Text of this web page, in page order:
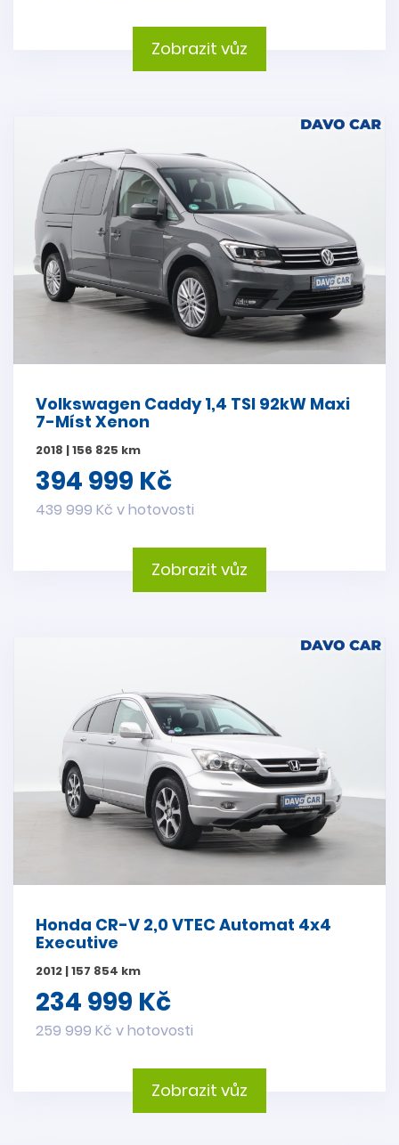
Zobrazit vůz
Volkswagen Caddy 1,4 TSI 92kW Maxi
7-Míst Xenon
2018 | 156 825 km
394 999 Kč
439 999 Kč v hotovosti
Zobrazit vůz
Honda CR-V 2,0 VTEC Automat 4x4
Executive
2012 | 157 854 km
234 999 Kč
259 999 Kč v hotovosti
Zobrazit vůz